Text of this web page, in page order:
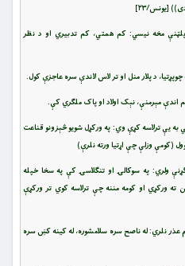
[یونس/۲۳]
مخه نیسي: کم همتي، کم تدبیري او د نظر
د پلار منل او تر لاس لاندې سره عاجزې کول.
اندې مېرمنې، نېک اولاد او پاک ملګري کې.
یې ترلاسه کړې وي: په ورکړل شویو څېزونو قناعت
(کومې وزلې چې اړتیا ورته نلرې)
ولري: په سوکالۍ او تنګلاسۍ کې په سخا خپله
ورکړي او کومه مننه چې ترلاسه کوي تر ورکړې
نلري: له ناصح سره سلامشوره، له کینه کښ سره